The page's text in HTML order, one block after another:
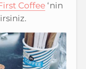
Coffee ‘nin